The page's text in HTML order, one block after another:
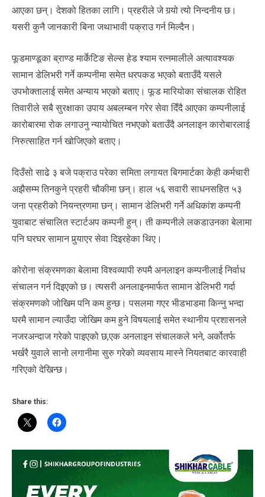
आएका छन्। देशको हितका लागि। प्रहरीले जे गर्‍यो त्यो निन्दनीय छ।
यसरी कुनै जानकारी बिना जथाभावी पक्राउ गर्न मिल्दैन।
फूडमाण्डूका ब्राण्ड मार्केटिङ सेल्स हेड श्याम रत्नमालीले अत्यावश्यक
सामान डेलिभरी गर्ने कम्पनीमा समेत धरपकड भएको बताउँदै यसले
उपभोक्तालाई समेत अन्याय भएको बताए। फूड मारियोका संचालक रोहित
तिवारीले सबै सुरक्षाका उपाय अबलम्बन गरेर सेवा दिँदै आएका कम्पनीलाई
कारोबारमा रोक लगाउनु न्यायोचित नभएको बताउँदै अनलाइन कारोबारलाई
निरुत्साहित गर्न खोजिएको बताए।
दिउँसो साढे ३ बजे पक्राउ परेका समिता लगायत बिगमार्टका केही कर्मचारी
अझैसम्म तिनकुने प्रहरी चौकीमा छन्। हाल ५६ सवारी साधनसहित ५३
जना प्रहरीको नियन्त्रणमा छन्। सामान डेलिभरी गर्ने अधिकांश कम्पनी
युवाबाट संचालित स्टार्टअप कम्पनी हुन्। ती कम्पनीले लकडाउनका बेलामा
पनि घरघर सामान पुर्‍याएर सेवा दिइरहेका थिए।
कोरोना संक्रमणका बेलामा विश्वव्यापी रुपमै अनलाइन कम्पनीलाई निर्वाध
संचालन गर्न दिइएको छ। त्यसरी अनलाइनमार्फत सामान डेलिभरी गर्दा
संक्रमणको जोखिम पनि कम हुन्छ। पसलमा गएर भीडभाडमा किन्नु भन्दा
घरमै सामान ल्याउँदा जोखिम कम हुने विषयलाई समेत स्थानीय प्रशासनले
नजरअन्दाज गरेको पाइएको छ,एक अनलाइन संचालकले भने, अर्कोतर्फ
भर्खरै युवाले सानो लगानीमा सुरु गरेको व्यवसाय मास्ने नियतबाट कारवाही
गरिएको देखिन्छ।
Share this: